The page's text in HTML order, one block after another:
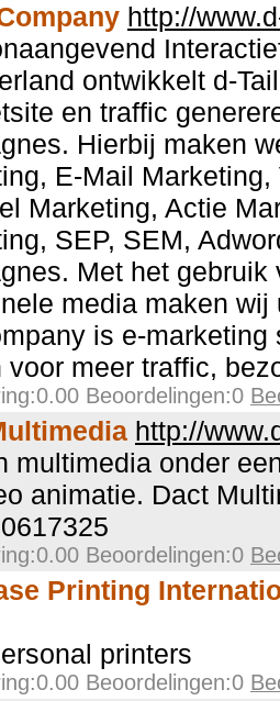
http://
ontwikkelt d-
en traffic
Hierbij maken
E-Mail
Marketing, Actie
SEP, SEM,
Met het gebruik
media maken wij
is e-
voor meer traffic,
Beoordelingen:0
http://
multimedia onder
animatie. Dact
Beoordelingen:0
Printing
printers
Beoordelingen:0